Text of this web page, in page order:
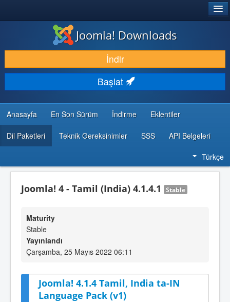
İNDIR & GENIŞLET
KEŞFET & ÖĞREN
TOPLULUK & DESTEK
GELIŞTIRICI KAYNAKLARI
Joomla! Downloads
İndir
Başlat
Anasayfa En Son Sürüm İndirme Eklentiler
Dil Paketleri Teknik Gereksinimler SSS API Belgeleri
Türkçe
Joomla! 4 - Tamil (India) 4.1.4.1 Stable
Maturity
Stable
Yayınlandı
Çarşamba, 25 Mayıs 2022 06:11
Joomla! 4.1.4 Tamil, India ta-IN
Language Pack (v1)